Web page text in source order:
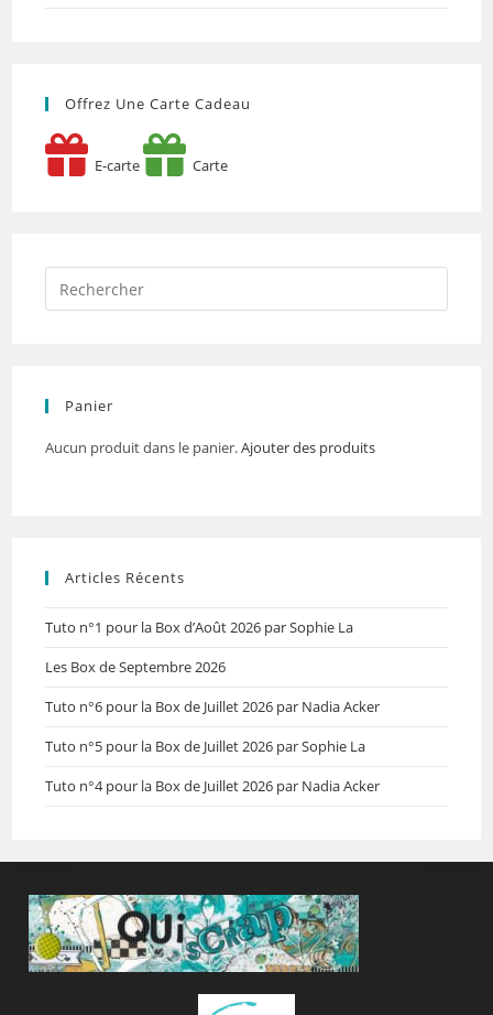
Offrez Une Carte Cadeau
E-carte Carte
Panier
Aucun produit dans le panier.Ajouter des produits
Articles Récents
Tuto n°1 pour la Box d’Août 2026 par Sophie La
Les Box de Septembre 2026
Tuto n°6 pour la Box de Juillet 2026 par Nadia Acker
Tuto n°5 pour la Box de Juillet 2026 par Sophie La
Tuto n°4 pour la Box de Juillet 2026 par Nadia Acker